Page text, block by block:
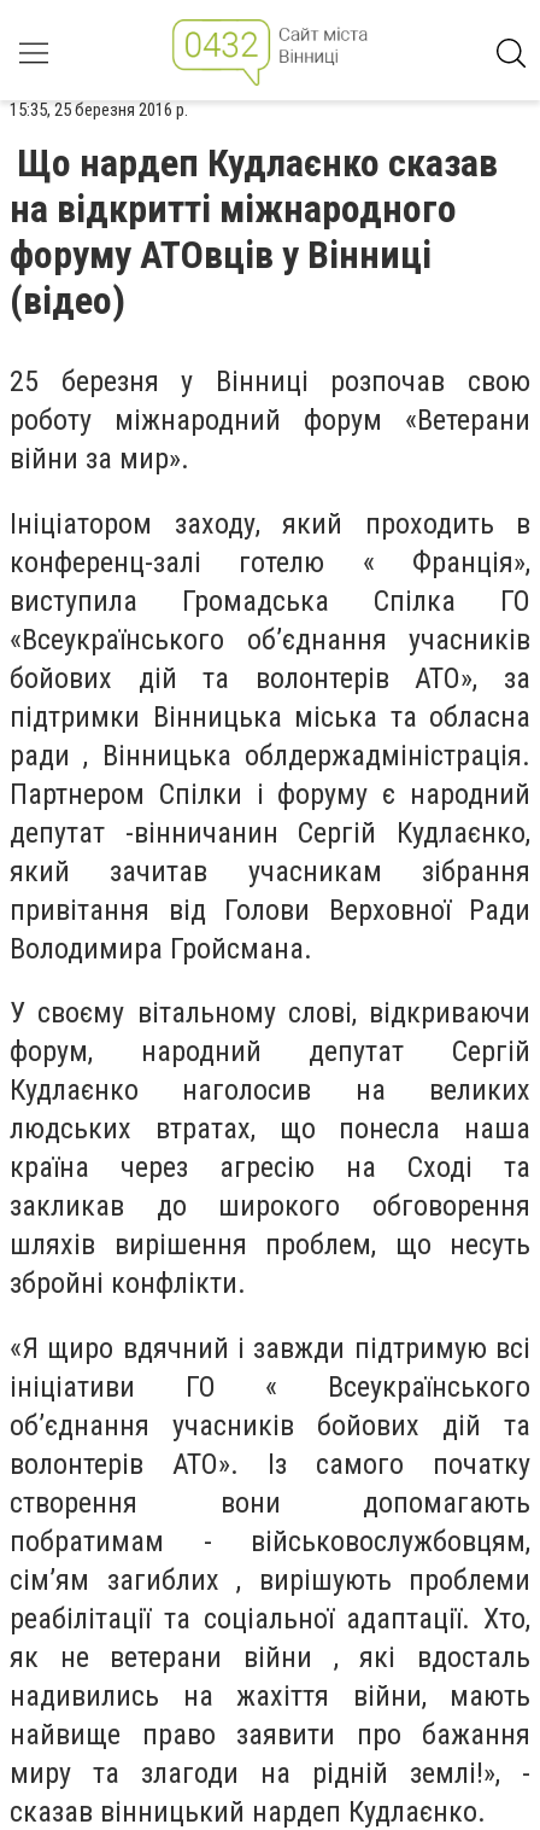
15:35, 25 березня 2016 р.
Що нардеп Кудлаєнко сказав
на відкритті міжнародного
форуму АТОвців у Вінниці
(відео)
25 березня у Вінниці розпочав свою
роботу міжнародний форум «Ветерани
війни за мир».
Ініціатором заходу, який проходить в
конференц-залі готелю « Франція»,
виступила Громадська Спілка ГО
«Всеукраїнського об’єднання учасників
бойових дій та волонтерів АТО», за
підтримки Вінницька міська та обласна
ради , Вінницька облдержадміністрація.
Партнером Спілки і форуму є народний
депутат -вінничанин Сергій Кудлаєнко,
який зачитав учасникам зібрання
привітання від Голови Верховної Ради
Володимира Гройсмана.
У своєму вітальному слові, відкриваючи
форум, народний депутат Сергій
Кудлаєнко наголосив на великих
людських втратах, що понесла наша
країна через агресію на Сході та
закликав до широкого обговорення
шляхів вирішення проблем, що несуть
збройні конфлікти.
«Я щиро вдячний і завжди підтримую всі
ініціативи ГО « Всеукраїнського
об’єднання учасників бойових дій та
волонтерів АТО». Із самого початку
створення вони допомагають
побратимам - військовослужбовцям,
сім’ям загиблих , вирішують проблеми
реабілітації та соціальної адаптації. Хто,
як не ветерани війни , які вдосталь
надивились на жахіття війни, мають
найвище право заявити про бажання
миру та злагоди на рідній землі!», -
сказав вінницький нардеп Кудлаєнко.